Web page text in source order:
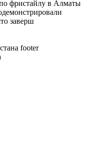
фристайлу в Алматы
заверш